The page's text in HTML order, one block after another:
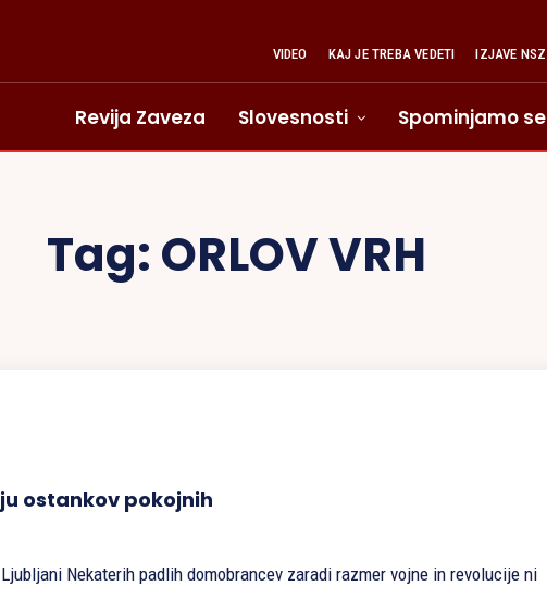
VIDEO KAJ JE TREBA VEDETI IZJAVE NSZ
Revija Zaveza Slovesnosti Spominjamo se
Tag: ORLOV VRH
ostankov pokojnih
Nekaterih padlih domobrancev zaradi razmer vojne in revolucije ni